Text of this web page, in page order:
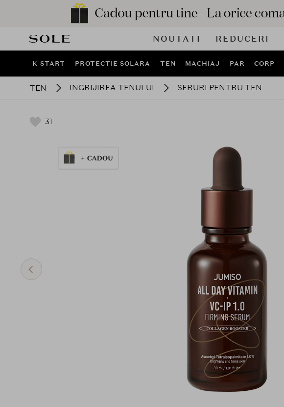
NOUTATI REDUCERI
K-START PROTECTIE SOLARA TEN MACHIAJ PAR CORP
TEN INGRIJIREA TENULUI SERURI PENTRU TEN
31